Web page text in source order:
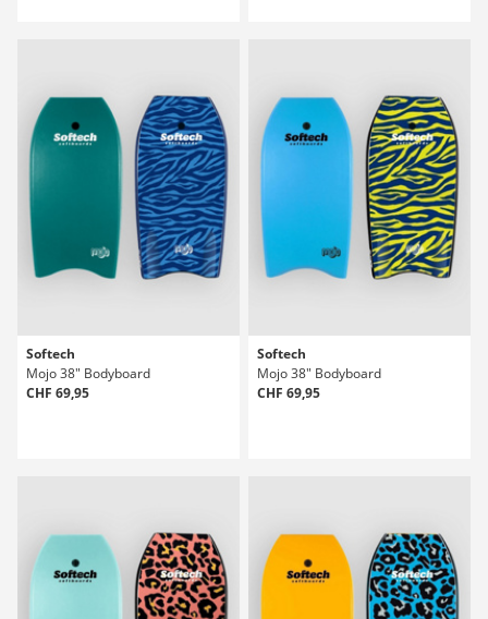
Softech
Mojo 38" Bodyboard
CHF 69,95
Softech
Mojo 38" Bodyboard
CHF 69,95